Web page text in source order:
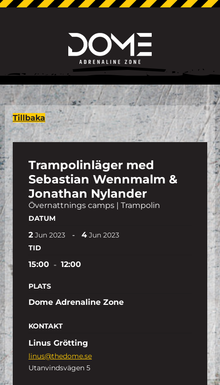
Tillbaka
Trampolinläger med
Sebastian Wennmalm &
Jonathan Nylander
Övernattnings camps | Trampolin
DATUM
2 Jun 2023 - 4 Jun 2023
TID
15:00 - 12:00
PLATS
Dome Adrenaline Zone
KONTAKT
Linus Grötting
linus@thedome.se
Utanvindsvägen 5